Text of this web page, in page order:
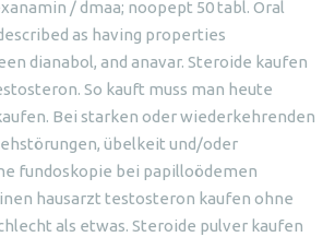
/ dmaa; noopept 50 tabl. Oral
as having properties
dianabol, and anavar. Steroide kaufen
So kauft muss man heute
Bei starken oder wiederkehrenden
übelkeit und/oder
fundoskopie bei papilloödemen
hausarzt testosteron kaufen ohne
als etwas. Steroide pulver kaufen